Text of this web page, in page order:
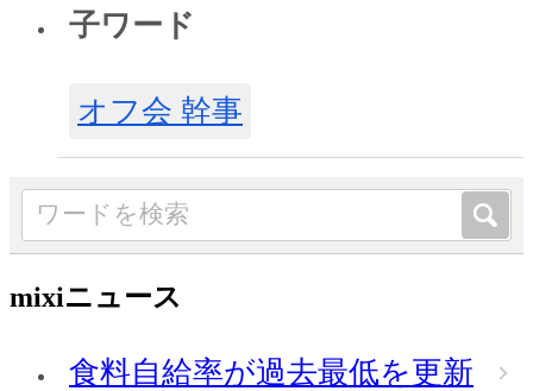
子ワード
オフ会 幹事
mixiニュース
食料自給率が過去最低を更新